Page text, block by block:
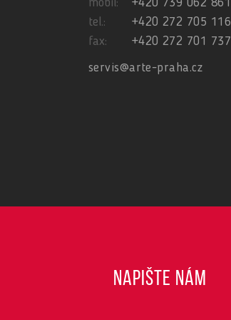
mobil:
+420 739 062 861
tel.:
+420 272 705 116
fax:
+420 272 701 737
servis@arte-praha.cz
NAPIŠTE NÁM